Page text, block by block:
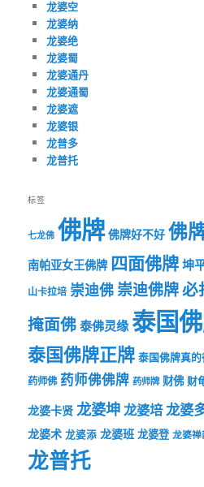
龙婆空
龙婆纳
龙婆绝
龙婆蜀
龙婆通丹
龙婆通蜀
龙婆遮
龙婆银
龙普多
龙普托
标签
七龙佛 佛牌 佛牌好不好 佛
南帕亚女王佛牌 四面佛牌坤
山卡拉培 崇迪佛崇迪佛牌必
掩面佛泰佛灵缘泰国
泰国佛牌正牌 泰国佛牌真
药师佛 药师佛佛牌 药师牌 财佛 财
龙婆卡贤 龙婆坤龙婆培龙婆
龙婆术 龙婆添 龙婆班 龙婆登 龙婆禅
龙普托